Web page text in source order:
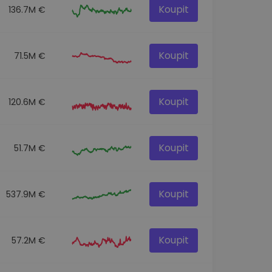
136.7M € Koupit
71.5M € Koupit
120.6M € Koupit
51.7M € Koupit
537.9M € Koupit
57.2M € Koupit